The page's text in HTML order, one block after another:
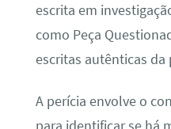
escrita em
como Peça
escritas autênticas da
A perícia envolve o